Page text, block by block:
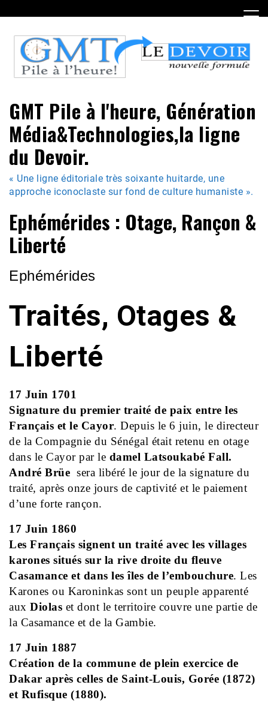
to
content
GMT Pile à l'heure, Génération
Média&Technologies,la ligne
du Devoir.
« Une ligne éditoriale très soixante huitarde, une
approche iconoclaste sur fond de culture humaniste ».
Ephémérides : Otage, Rançon &
Liberté
Ephémérides
Traités, Otages &
Liberté
17 Juin 1701
Signature du premier traité de paix entre les
Français et le Cayor. Depuis le 6 juin, le directeur
de la Compagnie du Sénégal était retenu en otage
dans le Cayor par le damel Latsoukabé Fall.
André Brüe sera libéré le jour de la signature du
traité, après onze jours de captivité et le paiement
d’une forte rançon.
17 Juin 1860
Les Français signent un traité avec les villages
karones situés sur la rive droite du fleuve
Casamance et dans les îles de l’embouchure. Les
Karones ou Karoninkas sont un peuple apparenté
aux Diolas et dont le territoire couvre une partie de
la Casamance et de la Gambie.
17 Juin 1887
Création de la commune de plein exercice de
Dakar après celles de Saint-Louis, Gorée (1872)
et Rufisque (1880).